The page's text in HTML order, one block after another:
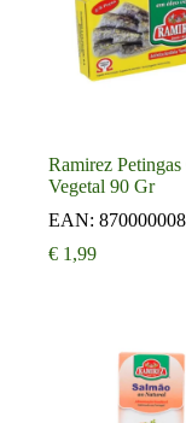
Ramirez
Vegetal 90 Gr
EAN:
€ 1,99